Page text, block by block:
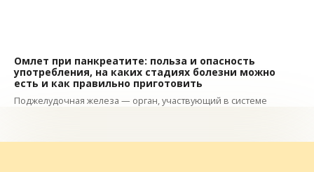
Интересное
Омлет при панкреатите: польза и опасность
употребления, на каких стадиях болезни можно
есть и как правильно приготовить
Поджелудочная железа — орган, участвующий в системе